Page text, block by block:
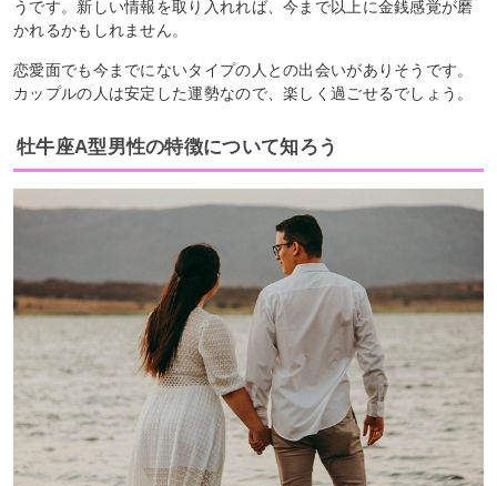
うです。新しい情報を取り入れれば、今まで以上に金銭感覚が磨
かれるかもしれません。
恋愛面でも今までにないタイプの人との出会いがありそうです。
カップルの人は安定した運勢なので、楽しく過ごせるでしょう。
牡牛座A型男性の特徴について知ろう